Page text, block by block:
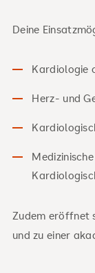
Deine
Kardiologie
Herz- und
Zudem eröffnet
und zu einer